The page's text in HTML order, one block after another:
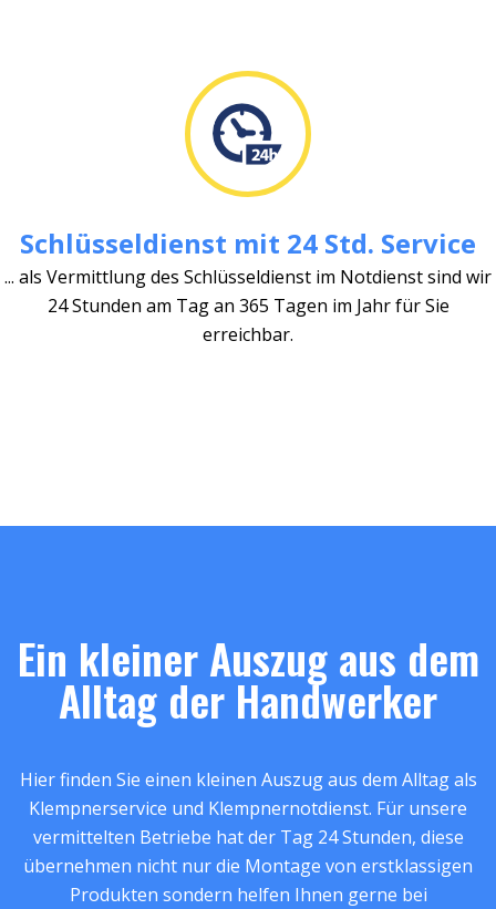
Schlüsseldienst mit 24 Std. Service
... als Vermittlung des Schlüsseldienst im Notdienst sind wir
24 Stunden am Tag an 365 Tagen im Jahr für Sie
erreichbar.
Ein kleiner Auszug aus dem
Alltag der Handwerker
Hier finden Sie einen kleinen Auszug aus dem Alltag als
Klempnerservice und Klempnernotdienst. Für unsere
vermittelten Betriebe hat der Tag 24 Stunden, diese
übernehmen nicht nur die Montage von erstklassigen
Produkten sondern helfen Ihnen gerne bei